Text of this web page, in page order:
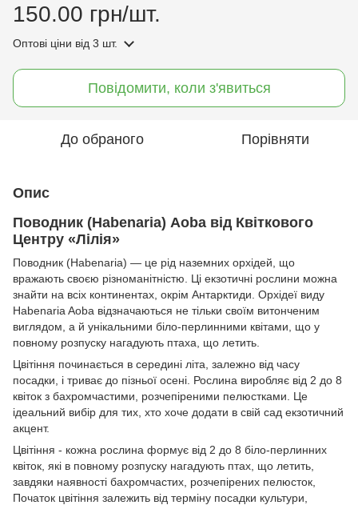
150.00 грн/шт.
Оптові ціни від 3 шт.
Повідомити, коли з'явиться
До обраного Порівняти
Опис
Поводник (Habenaria) Aoba від Квіткового
Центру «Лілія»
Поводник (Habenaria) — це рід наземних орхідей, що
вражають своєю різноманітністю. Ці екзотичні рослини можна
знайти на всіх континентах, окрім Антарктиди. Орхідеї виду
Habenaria Aoba відзначаються не тільки своїм витонченим
виглядом, а й унікальними біло-перлинними квітами, що у
повному розпуску нагадують птаха, що летить.
Цвітіння починається в середині літа, залежно від часу
посадки, і триває до пізньої осені. Рослина виробляє від 2 до 8
квіток з бахромчастими, розчепіреними пелюстками. Це
ідеальний вибір для тих, хто хоче додати в свій сад екзотичний
акцент.
Цвітіння - кожна рослина формує від 2 до 8 біло-перлинних
квіток, які в повному розпуску нагадують птах, що летить,
завдяки наявності бахромчастих, розчепірених пелюсток,
Початок цвітіння залежить від терміну посадки культури,